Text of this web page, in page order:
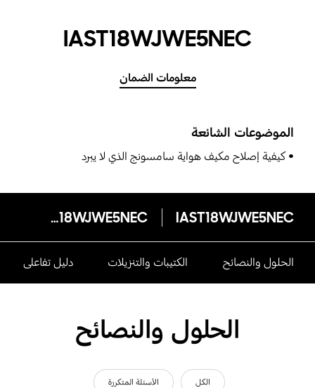
IAST18WJWE5NEC
معلومات الضمان
الموضوعات الشائعة
كيفية إصلاح مكيف هواية سامسونج الذي لا يبرد
IAST18WJWE5NEC
IAST18WJWE5NEC
الحلول والنصائح الكتيبات والتنزيلات دليل تفاعلى
الحلول والنصائح
الكل الأسئلة المتكررة